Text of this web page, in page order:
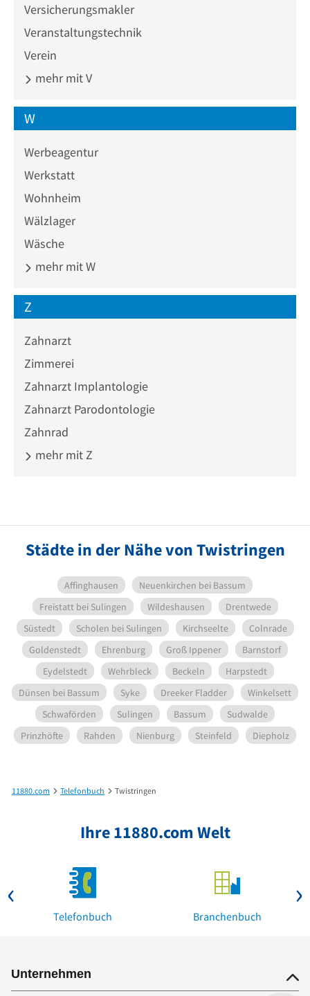
Versicherungsmakler
Veranstaltungstechnik
Verein
mehr mit V
W
Werbeagentur
Werkstatt
Wohnheim
Wälzlager
Wäsche
mehr mit W
Z
Zahnarzt
Zimmerei
Zahnarzt Implantologie
Zahnarzt Parodontologie
Zahnrad
mehr mit Z
Städte in der Nähe von Twistringen
Affinghausen
Neuenkirchen bei Bassum
Freistatt bei Sulingen
Wildeshausen
Drentwede
Süstedt
Scholen bei Sulingen Kirchseelte
Colnrade
Goldenstedt
Ehrenburg Groß Ippener
Barnstorf
Eydelstedt
Wehrbleck Beckeln
Harpstedt
Dünsen bei Bassum
Syke Dreeker Fladder
Winkelsett
Schwaförden
Sulingen Bassum
Sudwalde
Prinzhöfte
Rahden Nienburg Steinfeld Diepholz
11880.com Telefonbuch Twistringen
Ihre 11880.com Welt
Telefonbuch Branchenbuch
Unternehmen